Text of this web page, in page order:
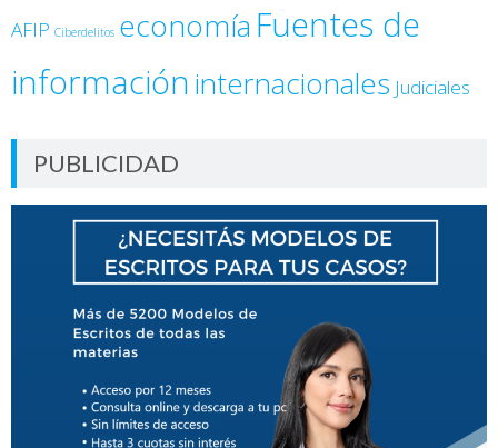
AFIP Ciberdelitos economía Fuentes de
información internacionales Judiciales
PUBLICIDAD